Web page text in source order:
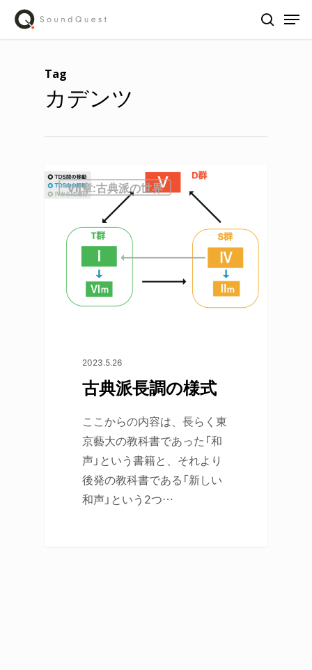
Skip
search
Tag
カデンツ
Ⅶ章:古典派の世界
2023.5.26
古典派長調の様式
ここからの内容は、長らく東
京藝大の教科書であった「和
声」という書籍と、それより
後発の教科書である「新しい
和声」という2つ…